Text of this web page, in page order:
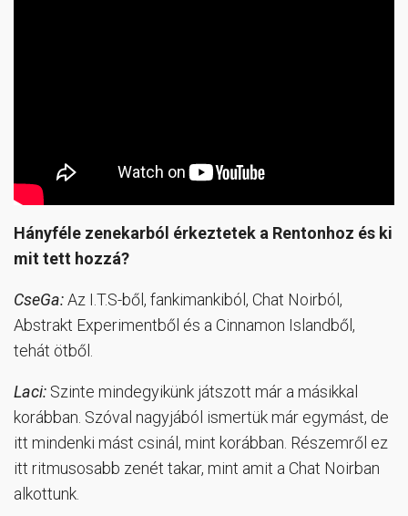
Hányféle zenekarból érkeztetek a Rentonhoz és ki
mit tett hozzá?
CseGa:Az I.T.S-ből, fankimankiból, Chat Noirból,
Abstrakt Experimentből és a Cinnamon Islandből,
tehát ötből.
Laci: Szinte mindegyikünk játszott már a másikkal
korábban. Szóval nagyjából ismertük már egymást, de
itt mindenki mást csinál, mint korábban. Részemről ez
itt ritmusosabb zenét takar, mint amit a Chat Noirban
alkottunk.